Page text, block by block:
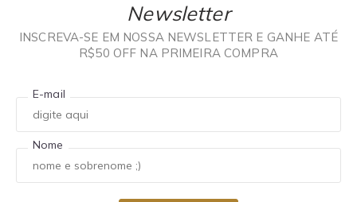
Newsletter
INSCREVA-SE EM NOSSA NEWSLETTER E GANHE ATÉ
R$50 OFF NA PRIMEIRA COMPRA
E-mail
Nome